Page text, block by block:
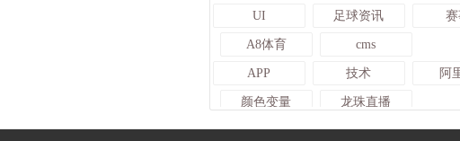
UI 足球资讯
A8体育 cms
APP 技术 阿
颜色变量 龙珠直播
查询 Sitemap JRS